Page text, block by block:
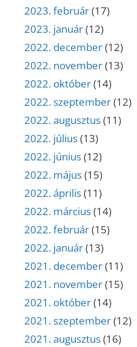
2023. február(17)
2023. január(12)
2022. december(12)
2022. november(13)
2022. október(14)
2022. szeptember(12)
2022. augusztus(11)
2022. július(13)
2022. június(12)
2022. május(15)
2022. április(11)
2022. március(14)
2022. február(15)
2022. január(13)
2021. december(11)
2021. november(15)
2021. október(14)
2021. szeptember(12)
2021. augusztus(16)